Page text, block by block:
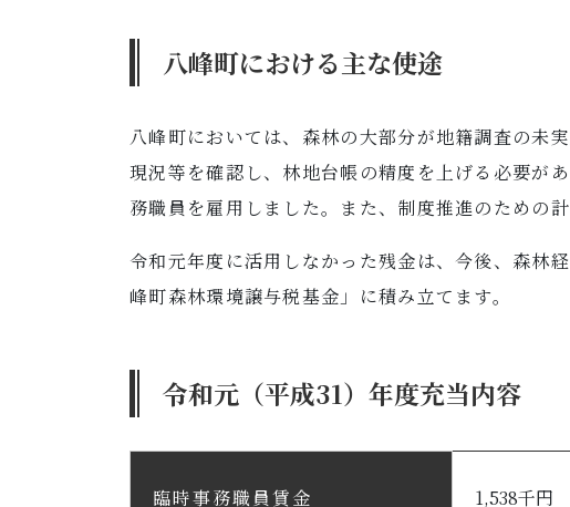
八峰町における主な使途
八峰町においては、森林の大部分が地籍調査の未
現況等を確認し、林地台帳の精度を上げる必要が
務職員を雇用しました。また、制度推進のための
令和元年度に活用しなかった残金は、今後、森林
峰町森林環境譲与税基金」に積み立てます。
令和元（平成31）年度充当内容
臨時事務職員賃金 1,538千円